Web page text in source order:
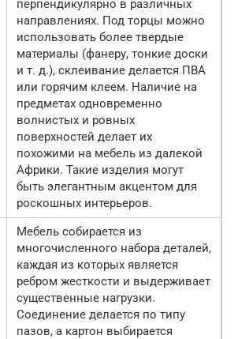
перпендикулярно в различных
направлениях. Под торцы можно
использовать более твердые
материалы (фанеру, тонкие доски
и т. д.), склеивание делается ПВА
или горячим клеем. Наличие на
предметах одновременно
волнистых и ровных
поверхностей делает их
похожими на мебель из далекой
Африки. Такие изделия могут
быть элегантным акцентом для
роскошных интерьеров.
Мебель собирается из
многочисленного набора деталей,
каждая из которых является
ребром жесткости и выдерживает
существенные нагрузки.
Соединение делается по типу
пазов, а картон выбирается